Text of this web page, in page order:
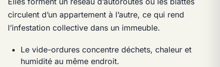
circulent d’un appartement à l’autre, ce qui rend
l’infestation collective dans un immeuble.
Le vide-ordures concentre déchets, chaleur et
humidité au même endroit.